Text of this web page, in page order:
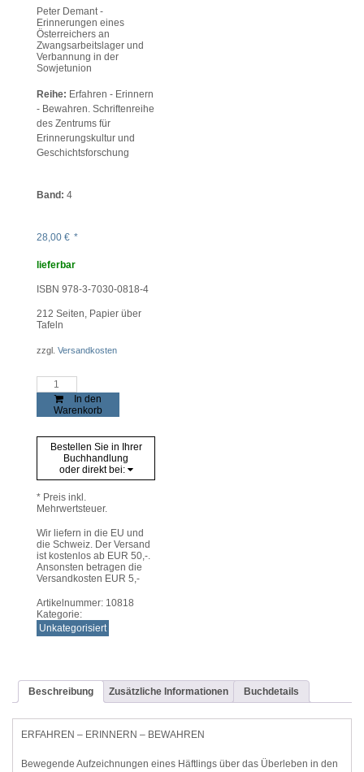
Peter Demant -
Erinnerungen eines
Österreichers an
Zwangsarbeitslager und
Verbannung in der
Sowjetunion
Reihe: Erfahren - Erinnern
- Bewahren. Schriftenreihe
des Zentrums für
Erinnerungskultur und
Geschichtsforschung
Band: 4
28,00 € *
lieferbar
ISBN 978-3-7030-0818-4
212 Seiten, Papier über
Tafeln
zzgl. Versandkosten
Schaufeln
-
Schubkarren
-
Menge
In den
Warenkorb
Bestellen Sie in Ihrer
Buchhandlung
oder direkt bei:
* Preis inkl.
Mehrwertsteuer.
Wir liefern in die EU und
die Schweiz. Der Versand
ist kostenlos ab EUR 50,-.
Ansonsten betragen die
Versandkosten EUR 5,-
Artikelnummer: 10818
Kategorie:
Unkategorisiert
Beschreibung Zusätzliche Informationen Buchdetails
ERFAHREN – ERINNERN – BEWAHREN
Bewegende Aufzeichnungen eines Häftlings über das Überleben in den